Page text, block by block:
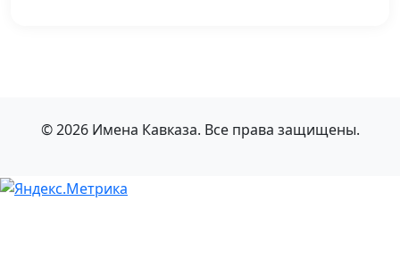
© 2026 Имена Кавказа. Все права защищены.